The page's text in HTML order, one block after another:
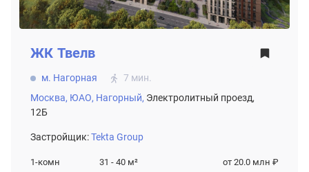
ЖК Твелв
м. Нагорная
7 мин.
Москва, ЮАО, Нагорный, Электролитный проезд,
12Б
Застройщик:Tekta Group
1-комн 31 - 40 м²
от 20.0 млн ₽